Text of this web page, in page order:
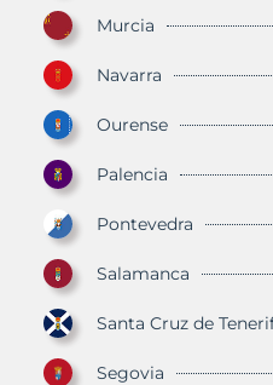
Murcia
Navarra
Ourense
Palencia
Pontevedra
Salamanca
Santa Cruz de
Segovia